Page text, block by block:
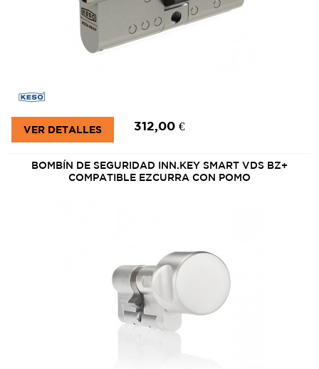
312,00 €
VER DETALLES
BOMBÍN DE SEGURIDAD INN.KEY SMART VDS BZ+
COMPATIBLE EZCURRA CON POMO